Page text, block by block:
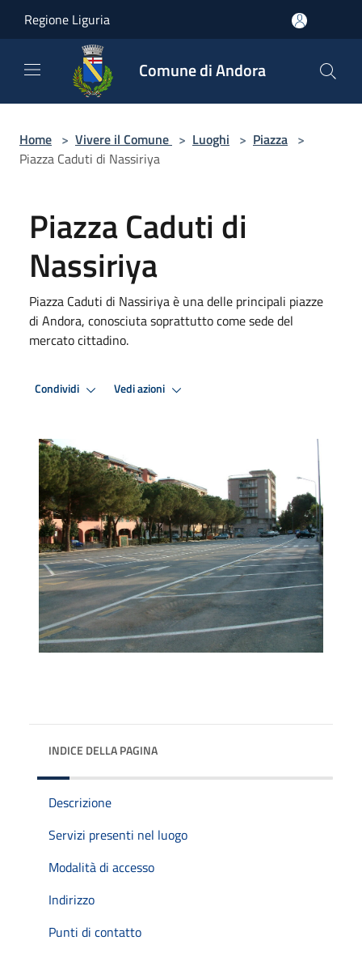
Regione Liguria
Comune di Andora
Home > Vivere il Comune > Luoghi > Piazza >
Piazza Caduti di Nassiriya
Piazza Caduti di
Nassiriya
Piazza Caduti di Nassiriya è una delle principali piazze
di Andora, conosciuta soprattutto come sede del
mercato cittadino.
Condividi Vedi azioni
INDICE DELLA PAGINA
Descrizione
Servizi presenti nel luogo
Modalità di accesso
Indirizzo
Punti di contatto